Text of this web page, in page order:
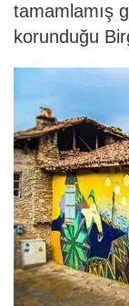
tamamlamış
korunduğu